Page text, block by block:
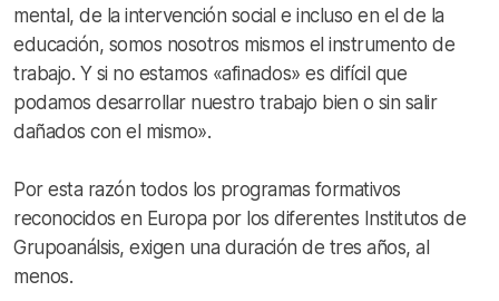
mental, de la intervención social e incluso en el de la
educación, somos nosotros mismos el instrumento de
trabajo. Y si no estamos «afinados» es difícil que
podamos desarrollar nuestro trabajo bien o sin salir
dañados con el mismo».
Por esta razón todos los programas formativos
reconocidos en Europa por los diferentes Institutos de
Grupoanálsis, exigen una duración de tres años, al
menos.